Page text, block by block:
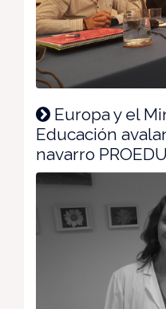
Europa y el
Educación
navarro